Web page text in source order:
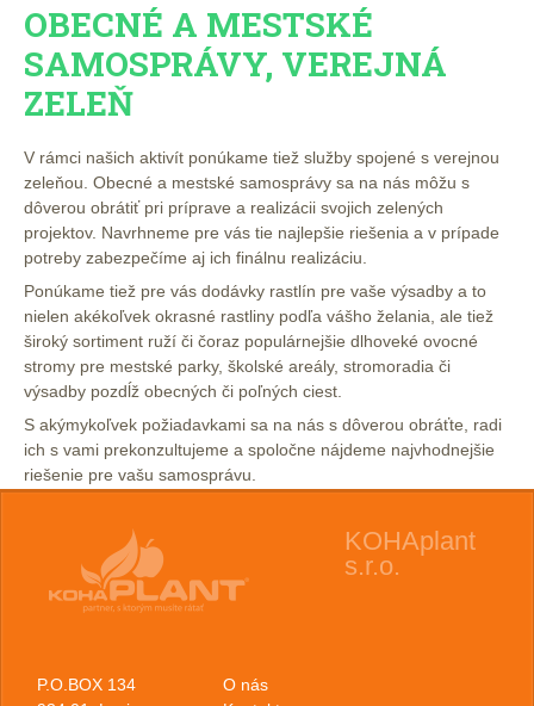
OBECNÉ A MESTSKÉ
SAMOSPRÁVY, VEREJNÁ
ZELEŇ
V rámci našich aktivít ponúkame tiež služby spojené s verejnou
zeleňou. Obecné a mestské samosprávy sa na nás môžu s
dôverou obrátiť pri príprave a realizácii svojich zelených
projektov. Navrhneme pre vás tie najlepšie riešenia a v prípade
potreby zabezpečíme aj ich finálnu realizáciu.
Ponúkame tiež pre vás dodávky rastlín pre vaše výsadby a to
nielen akékoľvek okrasné rastliny podľa vášho želania, ale tiež
široký sortiment ruží či čoraz populárnejšie dlhoveké ovocné
stromy pre mestské parky, školské areály, stromoradia či
výsadby pozdĺž obecných či poľných ciest.
S akýmykoľvek požiadavkami sa na nás s dôverou obráťte, radi
ich s vami prekonzultujeme a spoločne nájdeme najvhodnejšie
riešenie pre vašu samosprávu.
KOHAplant
s.r.o.
P.O.BOX 134
O nás